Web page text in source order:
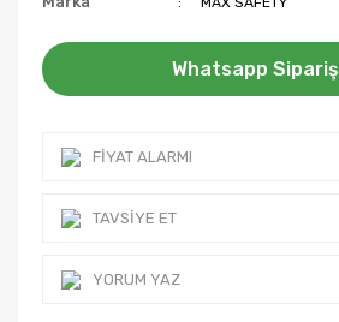
Whatsapp Sipariş
FIYAT ALARMI
TAVSIYE ET
YORUM YAZ